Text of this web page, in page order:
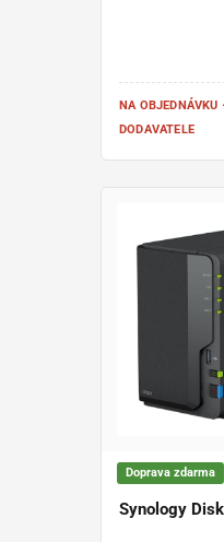
NA OBJEDNÁVKU
DODAVATELE
Doprava zdarma
Synology